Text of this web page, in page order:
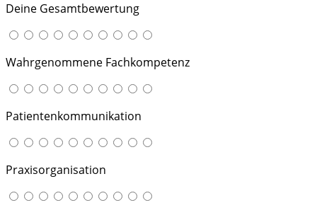
Deine Gesamtbewertung
Wahrgenommene Fachkompetenz
Patientenkommunikation
Praxisorganisation